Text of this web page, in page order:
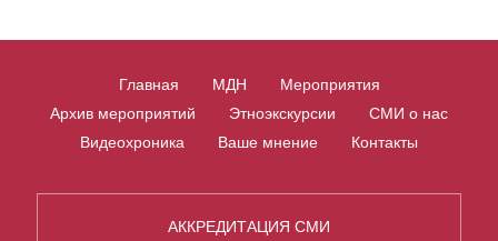
Главная МДН
Мероприятия
Архив мероприятий
Этноэкскурсии
СМИ о нас
Видеохроника
Ваше мнение Контакты
АККРЕДИТАЦИЯ СМИ